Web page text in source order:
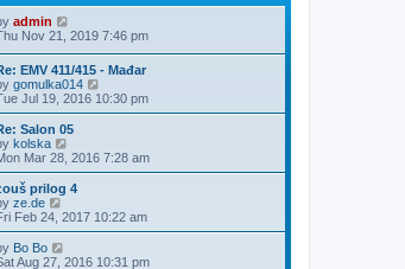
o
t
e
t
p
o
s
t
a
t
e
s
t
p
o
t
admin
i
w
t
h
e
l
a
e
s
t
o
s
Nov 21, 2019 7:46 pm
EMV 411/415 - Mađar
gomulka014
i
e
h
t
e
Jul 19, 2016 10:30 pm
Salon 05
kolska
e
w
h
a
Mar 28, 2016 7:28 am
prilog 4
ze.de
i
e
w
t
Feb 24, 2017 10:22 am
Bo Bo
i
Aug 27, 2016 10:31 pm